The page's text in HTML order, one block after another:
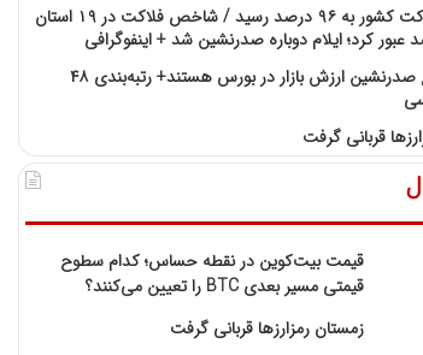
شاخص فلاکت کشور به ۹۶ درصد رسید / شاخص فلاکت در ۱۹ استان
کدام صنایع صدرنشین‌ ارزش بازار در بورس هستند+ رتبه‌بندی ۴۸
قربانی گرفت
قیمت بیت‌کوین در نقطه حساس؛ کدام سطوح
قیمتی مسیر بعدی BTC را تعیین می‌کنند؟
زمستان رمزارزها قربانی گرفت